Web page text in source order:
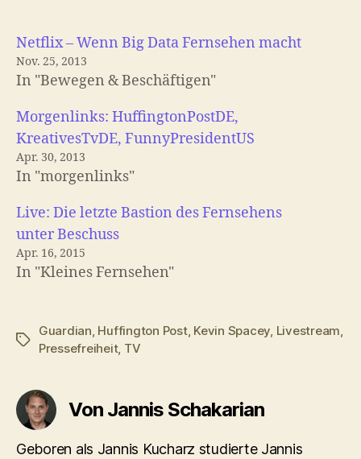
Netflix – Wenn Big Data Fernsehen macht
Nov. 25, 2013
In "Bewegen & Beschäftigen"
Morgenlinks: HuffingtonPostDE,
KreativesTvDE, FunnyPresidentUS
Apr. 30, 2013
In "morgenlinks"
Live: Die letzte Bastion des Fernsehens
unter Beschuss
Apr. 16, 2015
In "Kleines Fernsehen"
Schlagwörter
Guardian, Huffington Post, Kevin Spacey, Livestream,
Pressefreiheit, TV
Von Jannis Schakarian
Geboren als Jannis Kucharz studierte Jannis